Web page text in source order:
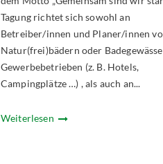
Tagung richtet sich sowohl an
Betreiber/innen und Planer/innen
Natur(frei)bädern oder
Gewerbebetrieben (z. B. Hotels,
Campingplätze …) , als auch an...
Weiterlesen